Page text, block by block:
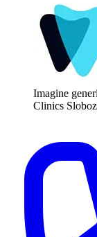
Imagine
Clinics